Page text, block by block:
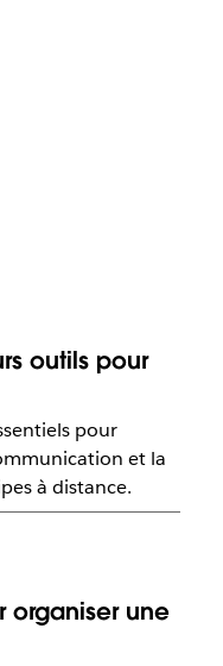
outils pour
pour
et la
à distance.
organiser une